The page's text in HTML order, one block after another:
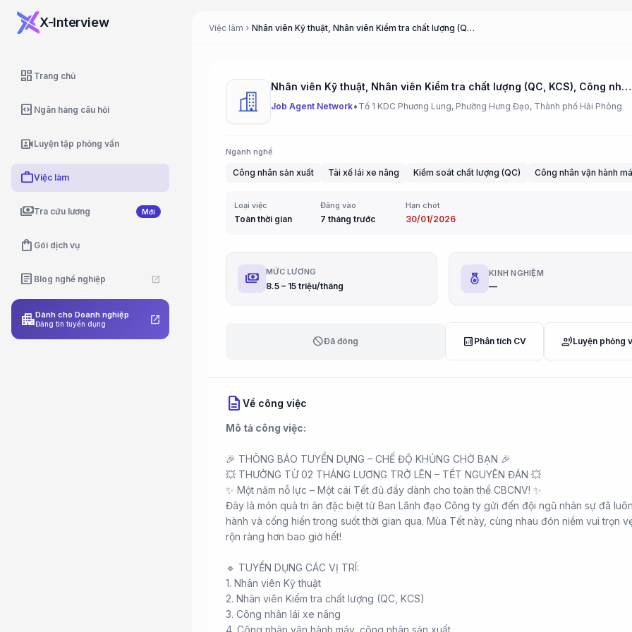
X-Interview
dashboard Trang chủ
code_blocks Ngân hàng câu hỏi
video_camera_frontLuyện tập phỏng vấn
workViệc làm
paymentsTra cứu lương Mới
shopping_bag Gói dịch vụ
article Blog nghề nghiệp open_in_new
apartmentDành cho Doanh nghiệp
Đăng tin tuyển dụng open_in_new
Việc làm chevron_right Nhân viên Kỹ thuật, Nhân viên Kiểm tra chất lượng (QC, KCS), Công nhân lái xe nâng, Công nhân vận hành máy, Công nhân sản xuất (Technical Staff, Quality Control Staff (QC, KCS), Forklift Operator, Machine Operator, Production Worker)
Nhân viên Kỹ thuật, Nhân viên Kiểm tra chất lượng (QC, KCS), Công nhân lái xe nâng, Công nhân vận hành máy, Công nhân sản xuất (Technical Staff, Quality Control Staff (QC, KCS), Forklift Operator, Machine Operator, Production Worker)
Job Agent Network• Tổ 1 KDC Phương Lung, Phường Hưng Đạo, Thành phố Hải Phòng
Ngành nghề
Công nhân sản xuất Tài xế lái xe nâng Kiểm soát chất lượng (QC) Công nhân vận hành
Loại việc
Toàn thời gian
Đăng vào
7 tháng trước
Hạn chót
30/01/2026
payments MỨC LƯƠNG
8.5 – 15 triệu/tháng
KINH NGHIỆM
—
blockĐã đóng analytics Phân tích CV record_voice_overLuyện phỏng
description Về công việc
Mô tả công việc:
🎉 THÔNG BÁO TUYỂN DỤNG – CHẾ ĐỘ KHỦNG CHỜ BẠN 🎉
💥 THƯỞNG TỪ 02 THÁNG LƯƠNG TRỞ LÊN – TẾT NGUYÊN ĐÁN 💥
✨ Một năm nỗ lực – Một cái Tết đủ đầy dành cho toàn thể CBCNV! ✨
Đây là món quà tri ân đặc biệt từ Ban Lãnh đạo Công ty gửi đến đội ngũ nhân sự đã
hành và cống hiến trong suốt thời gian qua. Mùa Tết này, cùng nhau đón niềm vui trọn
rộn ràng hơn bao giờ hết!
🔹 TUYỂN DỤNG CÁC VỊ TRÍ:
1. Nhân viên Kỹ thuật
2. Nhân viên Kiểm tra chất lượng (QC, KCS)
3. Công nhân lái xe nâng
4. Công nhân vận hành máy, công nhân sản xuất